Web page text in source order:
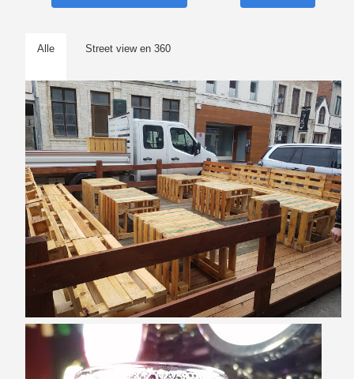
Alle Street view en 360